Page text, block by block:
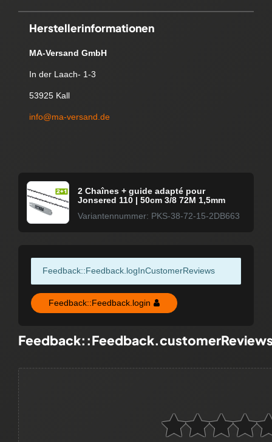
Herstellerinformationen
MA-Versand GmbH
In der Laach- 1-3
53925 Kall
info@ma-versand.de
2 Chaînes + guide adapté pour
Jonsered 110 | 50cm 3/8 72M 1,5mm
Variantennummer: PKS-38-72-15-2DB663
Feedback::Feedback.logInCustomerReviews
Feedback::Feedback.login